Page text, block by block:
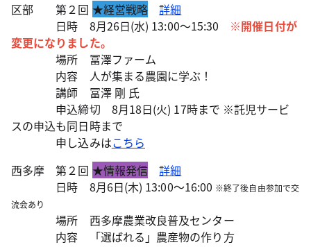
区部 第２回 ★経営戦略
詳細
日時 8月26日(水) 13:00～15:30 ※開催日付が
変更になりました。
場所 冨澤ファーム
内容 人が集まる農園に学ぶ！
講師 冨澤 剛 氏
申込締切 8月18日(火) 17時まで ※託児サービ
スの申込も同日時まで
申し込みはこちら
西多摩 第２回 ★情報発信
詳細
日時 8月6日(木) 13:00～16:00 ※終了後自由参加で交
流会あり
場所 西多摩農業改良普及センター
内容 「選ばれる」農産物の作り方